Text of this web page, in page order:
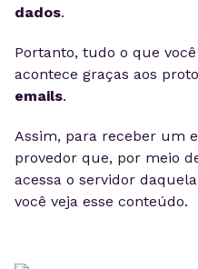
dados.
Portanto, tudo o que
acontece graças aos
emails.
Assim, para receber um
provedor que, por meio
acessa o servidor
você veja esse conteúdo.